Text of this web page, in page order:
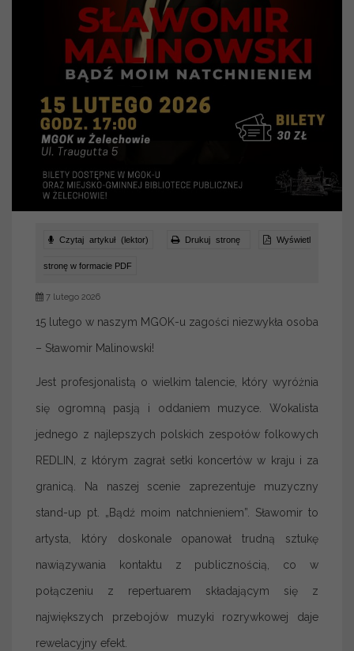
Czytaj artykuł (lektor) Drukuj stronę Wyświetl
stronę w formacie PDF
7 lutego 2026
15 lutego w naszym MGOK-u zagości niezwykła osoba
– Sławomir Malinowski!
Jest profesjonalistą o wielkim talencie, który wyróżnia
się ogromną pasją i oddaniem muzyce. Wokalista
jednego z najlepszych polskich zespołów folkowych
REDLIN, z którym zagrał setki koncertów w kraju i za
granicą. Na naszej scenie zaprezentuje muzyczny
stand-up pt. „Bądź moim natchnieniem”. Sławomir to
artysta, który doskonale opanował trudną sztukę
nawiązywania kontaktu z publicznością, co w
połączeniu z repertuarem składającym się z
największych przebojów muzyki rozrywkowej daje
rewelacyjny efekt.